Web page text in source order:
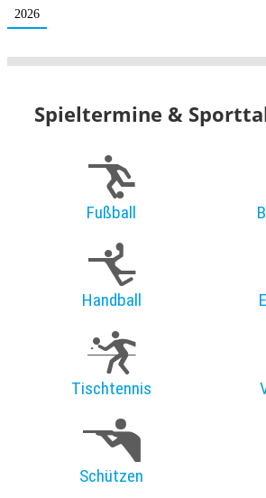
2026
Spieltermine &
Fußball
Handball
Tischtennis
Schützen